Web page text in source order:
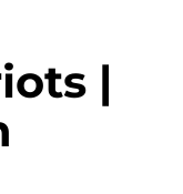
|